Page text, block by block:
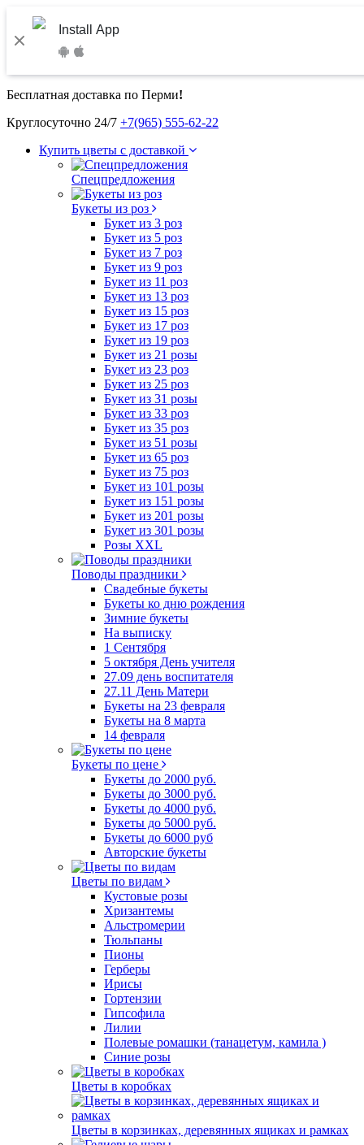
Install App
Бесплатная доставка по Перми!
Круглосуточно 24/7 +7(965) 555-62-22
Купить цветы с доставкой
Спецпредложения
Букеты из роз
Букет из 3 роз
Букет из 5 роз
Букет из 7 роз
Букет из 9 роз
Букет из 11 роз
Букет из 13 роз
Букет из 15 роз
Букет из 17 роз
Букет из 19 роз
Букет из 21 розы
Букет из 23 роз
Букет из 25 роз
Букет из 31 розы
Букет из 33 роз
Букет из 35 роз
Букет из 51 розы
Букет из 65 роз
Букет из 75 роз
Букет из 101 розы
Букет из 151 розы
Букет из 201 розы
Букет из 301 розы
Розы XXL
Поводы праздники
Свадебные букеты
Букеты ко дню рождения
Зимние букеты
На выписку
1 Сентября
5 октября День учителя
27.09 день воспитателя
27.11 День Матери
Букеты на 23 февраля
Букеты на 8 марта
14 февраля
Букеты по цене
Букеты до 2000 руб.
Букеты до 3000 руб.
Букеты до 4000 руб.
Букеты до 5000 руб.
Букеты до 6000 руб
Авторские букеты
Цветы по видам
Кустовые розы
Хризантемы
Альстромерии
Тюльпаны
Пионы
Герберы
Ирисы
Гортензии
Гипсофила
Лилии
Полевые ромашки (танацетум, камила )
Синие розы
Цветы в коробках
Цветы в корзинках, деревянных ящиках и рамках